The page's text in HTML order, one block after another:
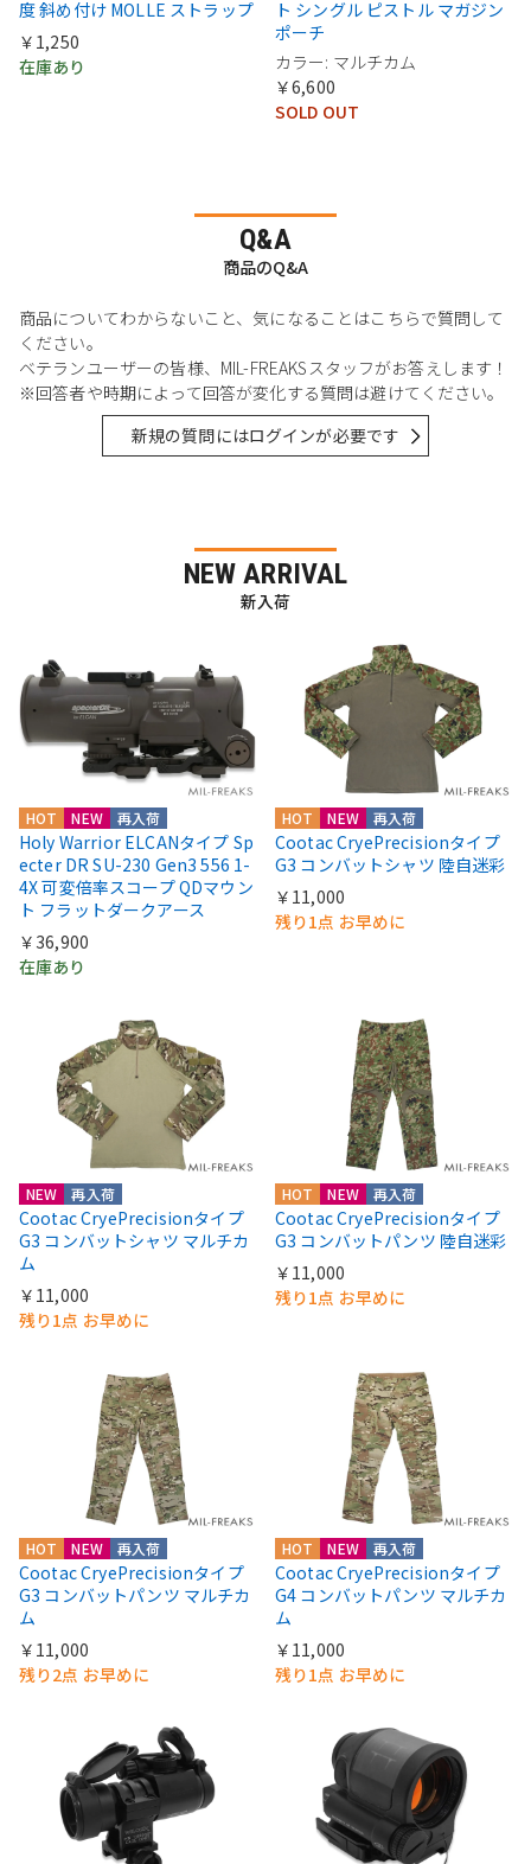
度 斜め付け MOLLE ストラップ
￥1,250
在庫あり
ト シングル ピストル マガジン
ポーチ
カラー: マルチカム
￥6,600
SOLD OUT
Q&A
商品のQ&A
商品についてわからないこと、気になることはこちらで質問して
ください。
ベテランユーザーの皆様、MIL-FREAKSスタッフがお答えします！
※回答者や時期によって回答が変化する質問は避けてください。
新規の質問にはログインが必要です
NEW ARRIVAL
新入荷
HOT NEW 再入荷
Holy Warrior ELCANタイプ Sp
ecter DR SU-230 Gen3 556 1-
4X 可変倍率スコープ QDマウン
ト フラットダークアース
￥36,900
在庫あり
HOT NEW 再入荷
Cootac CryePrecisionタイプ
G3 コンバットシャツ 陸自迷彩
￥11,000
残り1点 お早めに
NEW 再入荷
Cootac CryePrecisionタイプ
G3 コンバットシャツ マルチカ
ム
￥11,000
残り1点 お早めに
HOT NEW 再入荷
Cootac CryePrecisionタイプ
G3 コンバットパンツ 陸自迷彩
￥11,000
残り1点 お早めに
HOT NEW 再入荷
Cootac CryePrecisionタイプ
G3 コンバットパンツ マルチカ
ム
￥11,000
残り2点 お早めに
HOT NEW 再入荷
Cootac CryePrecisionタイプ
G4 コンバットパンツ マルチカ
ム
￥11,000
残り1点 お早めに